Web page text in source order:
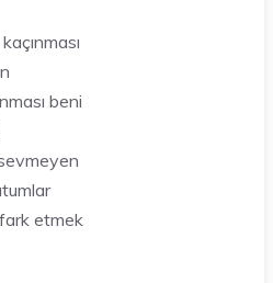
beni
etmek